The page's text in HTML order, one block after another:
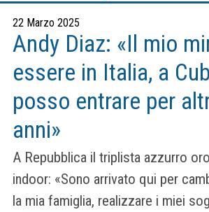
22 Marzo 2025
Andy Diaz: «Il mio
essere in Italia, a
posso entrare per
anni»
A Repubblica il triplista azzurro
indoor: «Sono arrivato qui per
la mia famiglia, realizzare i miei